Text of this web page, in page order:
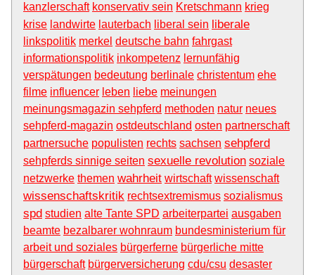
kanzlerschaft konservativ sein Kretschmann krieg
krise landwirte lauterbach liberal sein liberale
linkspolitik merkel deutsche bahn fahrgast
informationspolitik inkompetenz lernunfähig
verspätungen bedeutung berlinale christentum ehe
filme influencer leben liebe meinungen
meinungsmagazin sehpferd methoden natur neues
sehpferd-magazin ostdeutschland osten partnerschaft
partnersuche populisten rechts sachsen sehpferd
sehpferds sinnige seiten sexuelle revolution soziale
netzwerke themen wahrheit wirtschaft wissenschaft
wissenschaftskritik rechtsextremismus sozialismus
spd studien alte Tante SPD arbeiterpartei ausgaben
beamte bezalbarer wohnraum bundesministerium für
arbeit und soziales bürgerferne bürgerliche mitte
bürgerschaft bürgerversicherung cdu/csu desaster